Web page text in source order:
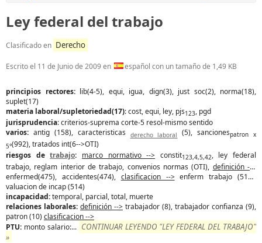
Ley federal del trabajo
Clasificado en Derecho
Escrito el 11 de Junio de 2009en español con un tamaño de 1,49 KB
principios rectores: lib(4-5), equi, igua, dign(3), just soc(2), norma(18),
suplet(17)
materia laboral/supletoriedad(17): cost, equi, ley, pjs123, pgd
jurisprudencia: criterios-suprema corte-5 resol-mismo sentido
varios: antig (158), caracteristicas derecho laboral (5), sancionespatron x
5°(992), tratados int(6-->OTI)
riesgos detrabajo: marco normativo --> constit123,4,5,42, ley federal
trabajo, reglam interior de trabajo, convenios normas (OTI), definición -->
enfermed(475), accidentes(474), clasificacion -->enferm trabajo (513),
valuacion de incap (514)
incapacidad:temporal, parcial, total, muerte
relaciones laborales: definición --> trabajador (8), trabajador confianza (9),
patron (10) clasificacion -->
PTU: monto salario:... CONTINUAR LEYENDO "LEY FEDERAL DEL TRABAJO"
»